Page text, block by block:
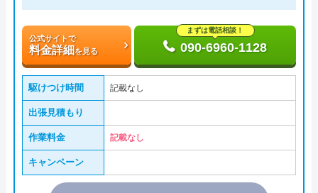
公式サイトで
料金詳細を見る
まずは電話相談！
090-6960-1128
駆けつけ時間 記載なし
出張見積もり
作業料金 記載なし
キャンペーン